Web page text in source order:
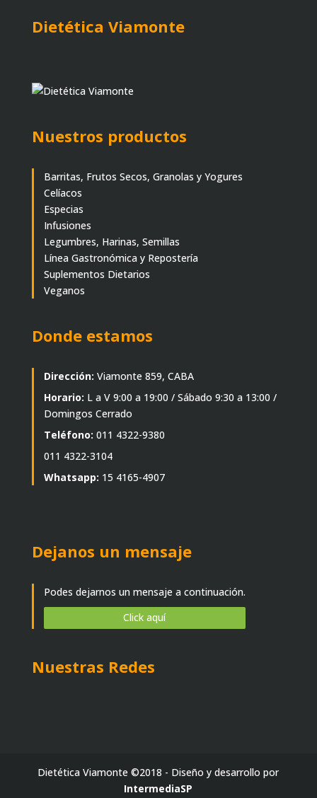
Dietética Viamonte
Nuestros productos
Barritas, Frutos Secos, Granolas y Yogures
Celíacos
Especias
Infusiones
Legumbres, Harinas, Semillas
Línea Gastronómica y Repostería
Suplementos Dietarios
Veganos
Donde estamos
Dirección: Viamonte 859, CABA
Horario: L a V 9:00 a 19:00 / Sábado 9:30 a 13:00 /
Domingos Cerrado
Teléfono: 011 4322-9380
011 4322-3104
Whatsapp: 15 4165-4907
Dejanos un mensaje
Podes dejarnos un mensaje a continuación.
Click aquí
Nuestras Redes
Dietética Viamonte ©2018 - Diseño y desarrollo por
IntermediaSP